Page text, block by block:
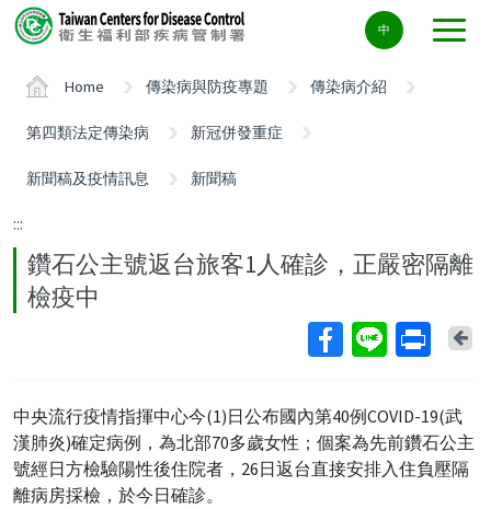
Center
block
中
Home 傳染病與防疫專題 傳染病介紹
第四類法定傳染病 新冠併發重症
新聞稿及疫情訊息 新聞稿
:::
鑽石公主號返台旅客1人確診，正嚴密隔離
檢疫中
中央流行疫情指揮中心今(1)日公布國內第40例COVID-19(武
漢肺炎)確定病例，為北部70多歲女性；個案為先前鑽石公主
號經日方檢驗陽性後住院者，26日返台直接安排入住負壓隔
離病房採檢，於今日確診。